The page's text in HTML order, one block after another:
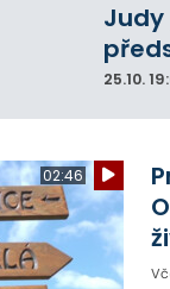
25.10.
02:46